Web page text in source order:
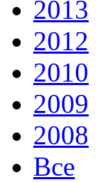
2013
2012
2010
2009
2008
Все